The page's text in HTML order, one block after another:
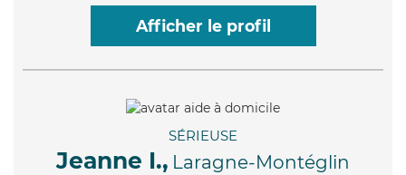
Afficher le profil
SÉRIEUSE
Jeanne I., Laragne-Montéglin